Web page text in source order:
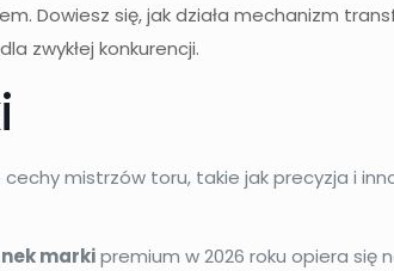
Dowiesz się, jak działa mechanizm
zwykłej konkurencji.
mistrzów toru, takie jak precyzja i
markipremium w 2026 roku opiera się